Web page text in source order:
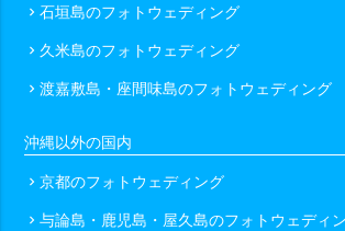
chevron_right石垣島のフォトウェディング
chevron_right 久米島のフォトウェディング
chevron_right渡嘉敷島・座間味島のフォトウェディング
沖縄以外の国内
chevron_right京都のフォトウェディング
chevron_right与論島・鹿児島・屋久島のフォトウェディ